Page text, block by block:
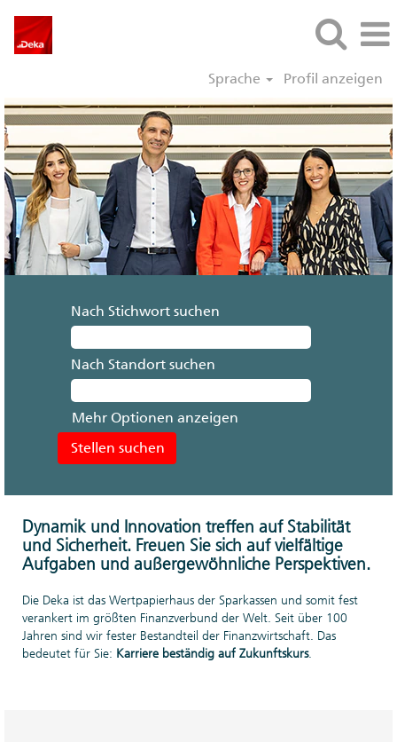
Sprache Profil anzeigen
Nach Stichwort suchen
Nach Standort suchen
Mehr Optionen anzeigen
Dynamik und Innovation treffen auf Stabilität
und Sicherheit. Freuen Sie sich auf vielfältige
Aufgaben und außergewöhnliche Perspektiven.
Die Deka ist das Wertpapierhaus der Sparkassen und somit fest
verankert im größten Finanzverbund der Welt. Seit über 100
Jahren sind wir fester Bestandteil der Finanzwirtschaft. Das
bedeutet für Sie: Karriere beständig auf Zukunftskurs.